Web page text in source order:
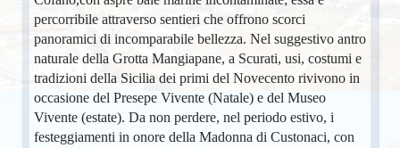
percorribile attraverso sentieri che offrono scorci
panoramici di incomparabile bellezza. Nel suggestivo antro
naturale della Grotta Mangiapane, a Scurati, usi, costumi e
tradizioni della Sicilia dei primi del Novecento rivivono in
occasione del Presepe Vivente (Natale) e del Museo
Vivente (estate). Da non perdere, nel periodo estivo, i
festeggiamenti in onore della Madonna di Custonaci, con